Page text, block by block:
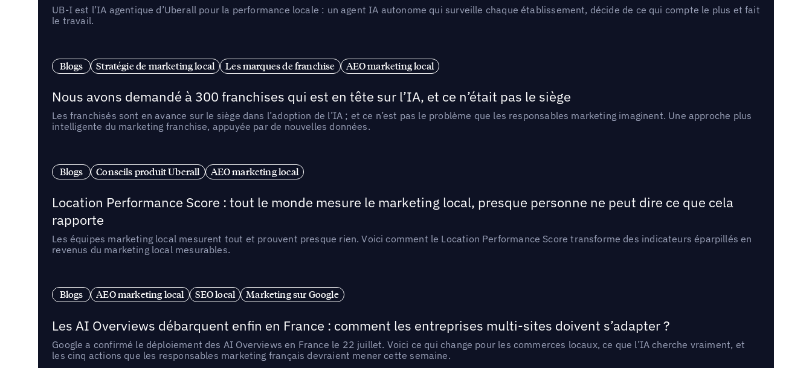
UB-I est l’IA agentique d’Uberall pour la performance locale : un agent IA autonome qui surveille chaque établissement, décide de ce qui compte le plus et fait
le travail.
Blogs Stratégie de marketing local Les marques de franchise AEO marketing local
Nous avons demandé à 300 franchises qui est en tête sur l’IA, et ce n’était pas le siège
Les franchisés sont en avance sur le siège dans l’adoption de l’IA ; et ce n’est pas le problème que les responsables marketing imaginent. Une approche plus
intelligente du marketing franchise, appuyée par de nouvelles données.
Blogs Conseils produit Uberall AEO marketing local
Location Performance Score : tout le monde mesure le marketing local, presque personne ne peut dire ce que cela
rapporte
Les équipes marketing local mesurent tout et prouvent presque rien. Voici comment le Location Performance Score transforme des indicateurs éparpillés en
revenus du marketing local mesurables.
Blogs AEO marketing local SEO local Marketing sur Google
Les AI Overviews débarquent enfin en France : comment les entreprises multi-sites doivent s’adapter ?
Google a confirmé le déploiement des AI Overviews en France le 22 juillet. Voici ce qui change pour les commerces locaux, ce que l’IA cherche vraiment, et
les cinq actions que les responsables marketing français devraient mener cette semaine.